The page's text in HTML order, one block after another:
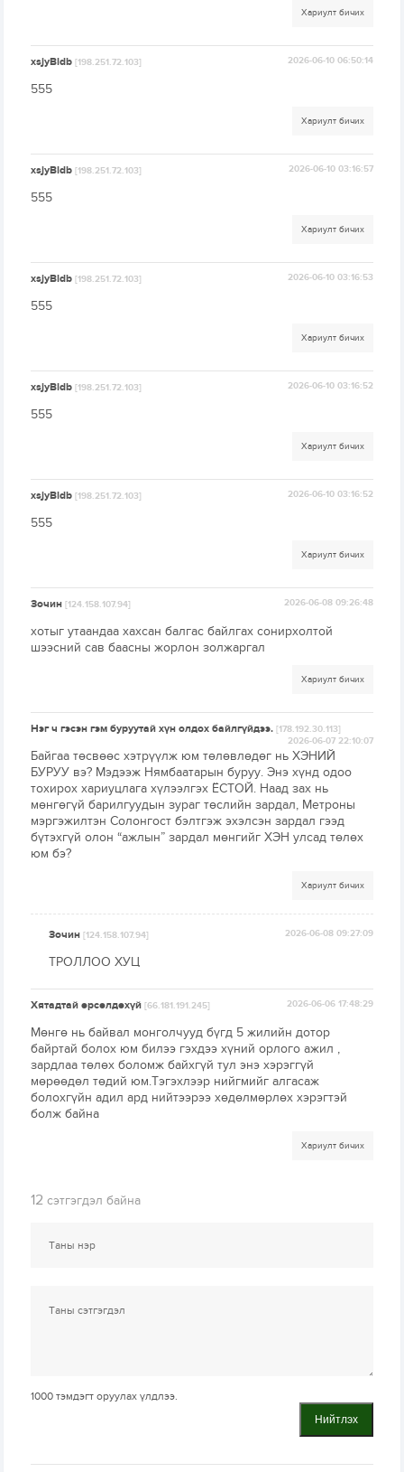
Хариулт бичих
xsjyBldb[198.251.72.103] 2026-06-10 06:50:14
555
Хариулт бичих
xsjyBldb[198.251.72.103] 2026-06-10 03:16:57
555
Хариулт бичих
xsjyBldb[198.251.72.103] 2026-06-10 03:16:53
555
Хариулт бичих
xsjyBldb[198.251.72.103] 2026-06-10 03:16:52
555
Хариулт бичих
xsjyBldb[198.251.72.103] 2026-06-10 03:16:52
555
Хариулт бичих
Зочин[124.158.107.94] 2026-06-08 09:26:48
хотыг утаандаа хахсан балгас байлгах сонирхолтой
шээсний сав баасны жорлон золжаргал
Хариулт бичих
Нэг ч гэсэн гэм буруутай хүн олдох байлгүйдээ.[178.192.30.113]
2026-06-07 22:10:07
Байгаа төсвөөс хэтрүүлж юм төлөвлөдөг нь ХЭНИЙ
БУРУУ вэ? Мэдээж Нямбаатарын буруу. Энэ хүнд одоо
тохирох хариуцлага хүлээлгэх ЁСТОЙ. Наад зах нь
мөнгөгүй барилгуудын зураг төслийн зардал, Метроны
мэргэжилтэн Солонгост бэлтгэж эхэлсэн зардал гээд
бүтэхгүй олон “ажлын” зардал мөнгийг ХЭН улсад төлөх
юм бэ?
Хариулт бичих
Зочин[124.158.107.94] 2026-06-08 09:27:09
ТРОЛЛОО ХУЦ
Хятадтай өрсөлдөхүй[66.181.191.245] 2026-06-06 17:48:29
Мөнгө нь байвал монголчууд бүгд 5 жилийн дотор
байртай болох юм билээ гэхдээ хүний орлого ажил ,
зардлаа төлөх боломж байхгүй тул энэ хэрэггүй
мөрөөдөл төдий юм.Тэгэхлээр нийгмийг алгасаж
болохгүйн адил ард нийтээрээ хөдөлмөрлөх хэрэгтэй
болж байна
Хариулт бичих
12 сэтгэгдэл байна
1000 тэмдэгт оруулах үлдлээ.
Нийтлэх